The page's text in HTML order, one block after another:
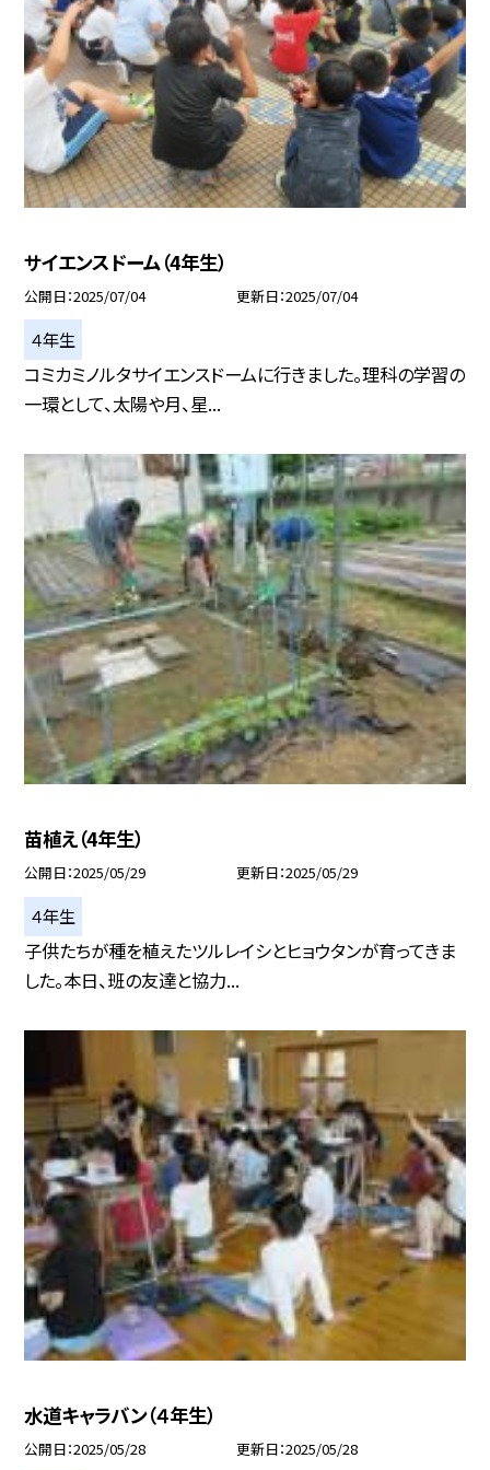
サイエンスドーム（4年生）
公開日 2025/07/04 更新日 2025/07/04
４年生
コミカミノルタサイエンスドームに行きました。理科の学習の
一環として、太陽や月、星...
苗植え（4年生）
公開日 2025/05/29 更新日 2025/05/29
４年生
子供たちが種を植えたツルレイシとヒョウタンが育ってきま
した。本日、班の友達と協力...
水道キャラバン（４年生）
公開日 2025/05/28 更新日 2025/05/28